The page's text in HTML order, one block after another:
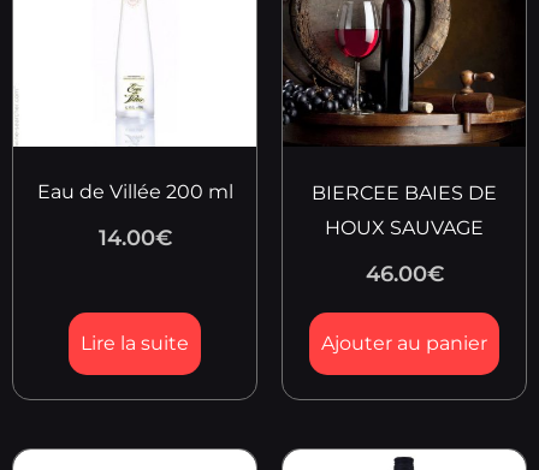
Eau de Villée 200 ml
14.00€
Lire la suite
BIERCEE BAIES DE
HOUX SAUVAGE
46.00€
Ajouter au panier